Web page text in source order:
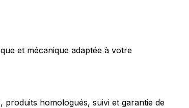
et mécanique adaptée à votre
homologués, suivi et garantie de